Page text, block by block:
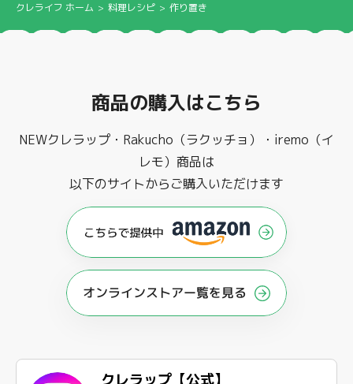
クレライフ ホーム 料理レシピ 作り置き
商品の購入はこちら
NEWクレラップ・Rakucho（ラクッチョ）・iremo（イ
レモ）商品は
以下のサイトからご購入いただけます
オンラインストアー覧を見る
クレラップ【公式】